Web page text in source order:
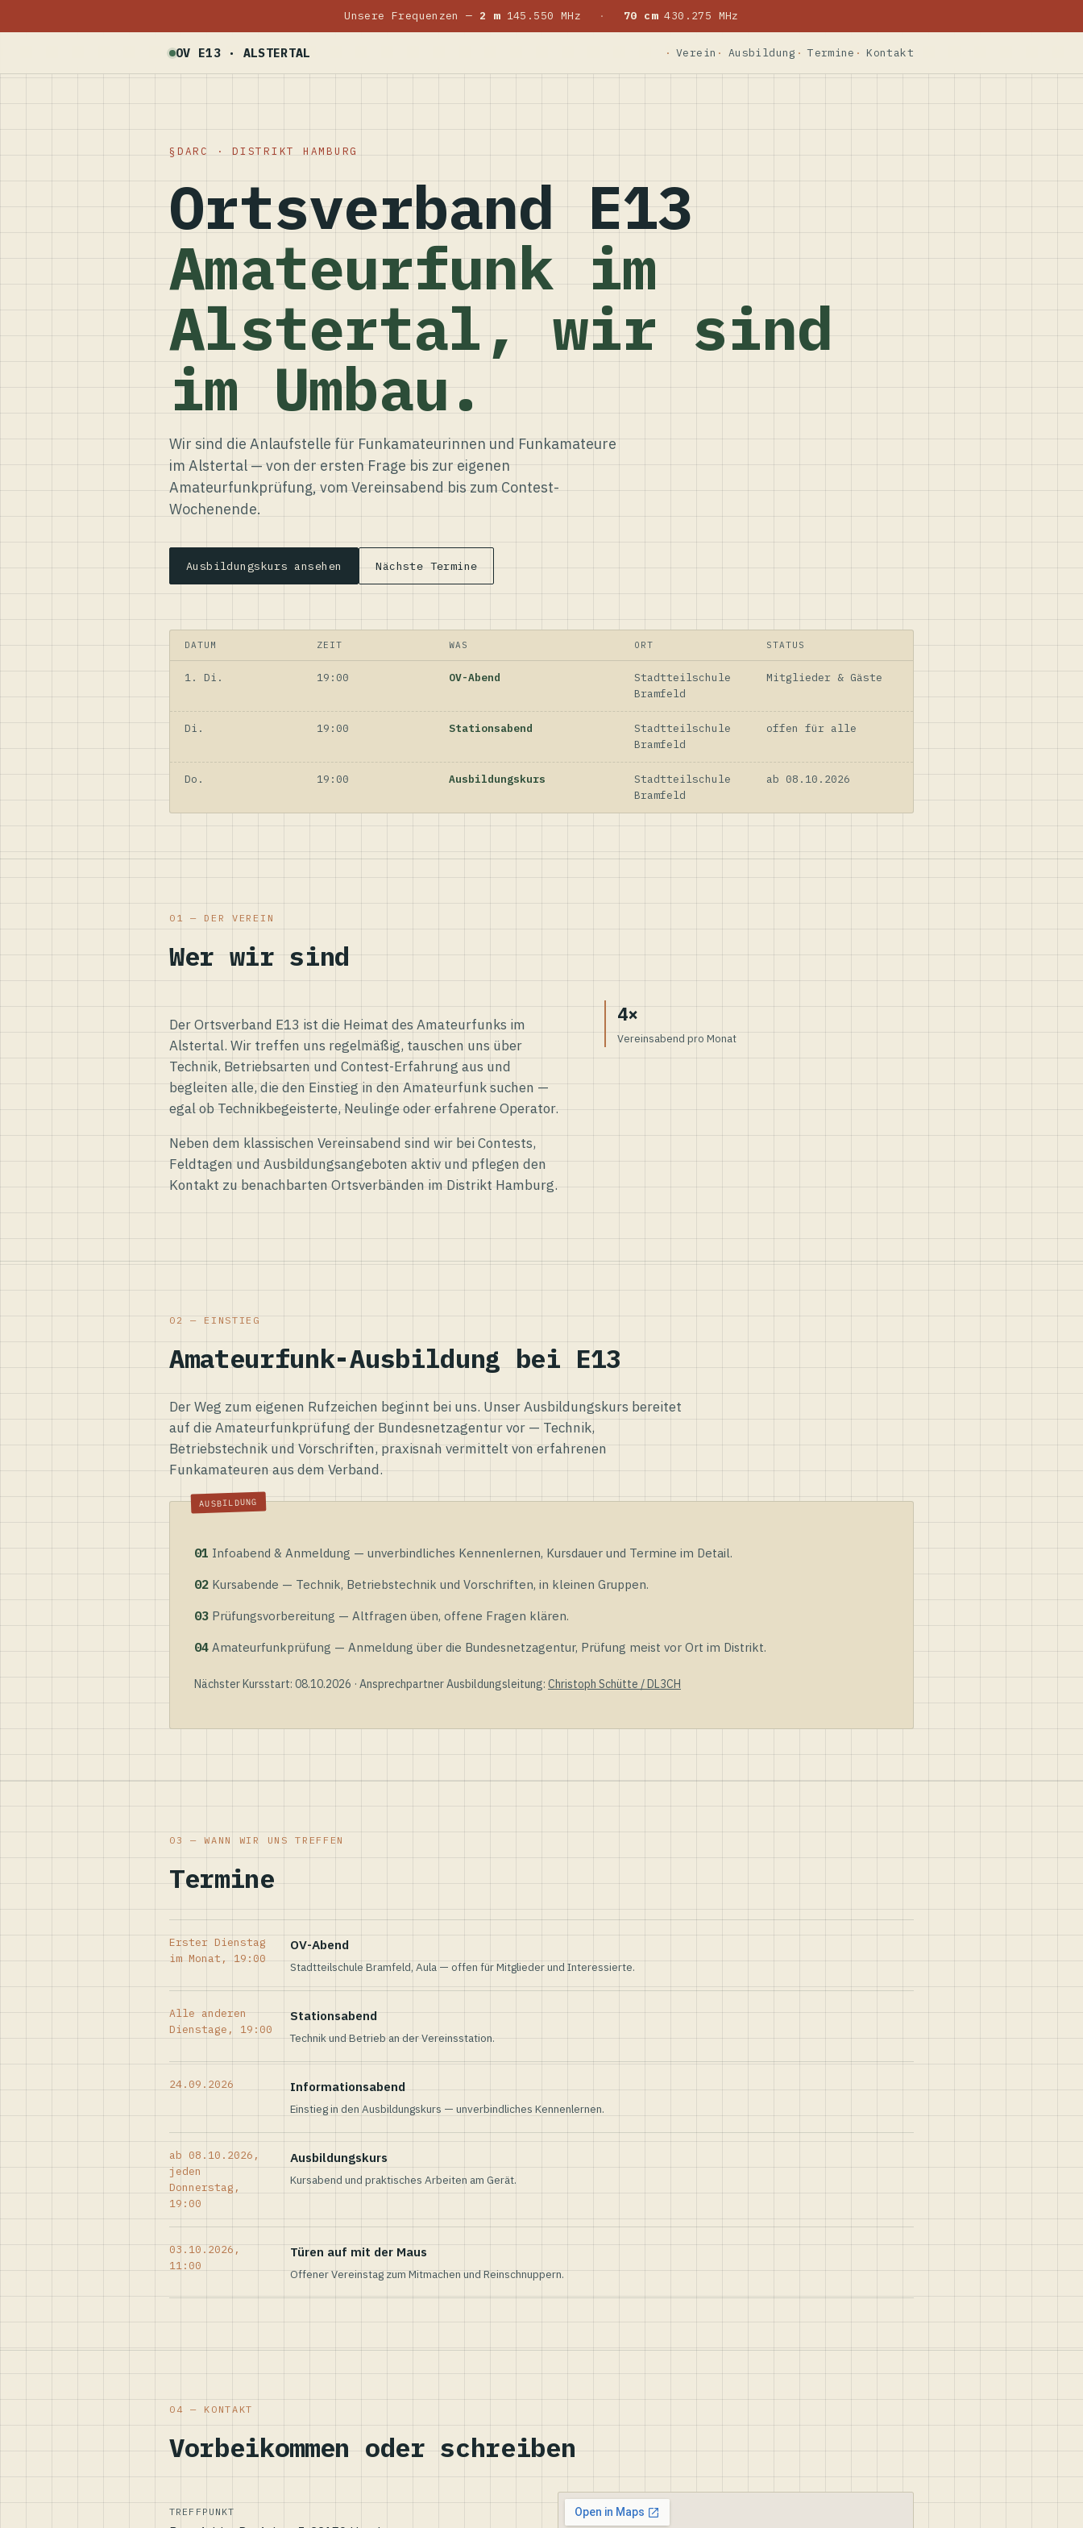
Unsere Frequenzen — 2 m145.550 MHz · 70 cm430.275 MHz
OV E13 · ALSTERTAL Verein Ausbildung Termine Kontakt
DARC · DISTRIKT HAMBURG
Ortsverband E13
Amateurfunk im
Alstertal, wir sind
im Umbau.
Wir sind die Anlaufstelle für Funkamateurinnen und Funkamateure
im Alstertal — von der ersten Frage bis zur eigenen
Amateurfunkprüfung, vom Vereinsabend bis zum Contest-
Wochenende.
Ausbildungskurs ansehen Nächste Termine
DATUM ZEIT WAS ORT STATUS
1. Di. 19:00 OV-Abend
Stadtteilschule
Bramfeld
Mitglieder & Gäste
Di. 19:00 Stationsabend
Stadtteilschule
Bramfeld
offen für alle
Do. 19:00 Ausbildungskurs
Stadtteilschule
Bramfeld
ab 08.10.2026
01 — DER VEREIN
Wer wir sind
Der Ortsverband E13 ist die Heimat des Amateurfunks im
Alstertal. Wir treffen uns regelmäßig, tauschen uns über
Technik, Betriebsarten und Contest-Erfahrung aus und
begleiten alle, die den Einstieg in den Amateurfunk suchen —
egal ob Technikbegeisterte, Neulinge oder erfahrene Operator.
Neben dem klassischen Vereinsabend sind wir bei Contests,
Feldtagen und Ausbildungsangeboten aktiv und pflegen den
Kontakt zu benachbarten Ortsverbänden im Distrikt Hamburg.
4×
Vereinsabend pro Monat
02 — EINSTIEG
Amateurfunk-Ausbildung bei E13
Der Weg zum eigenen Rufzeichen beginnt bei uns. Unser Ausbildungskurs bereitet
auf die Amateurfunkprüfung der Bundesnetzagentur vor — Technik,
Betriebstechnik und Vorschriften, praxisnah vermittelt von erfahrenen
Funkamateuren aus dem Verband.
01 Infoabend & Anmeldung — unverbindliches Kennenlernen, Kursdauer und Termine im Detail.
02 Kursabende — Technik, Betriebstechnik und Vorschriften, in kleinen Gruppen.
03 Prüfungsvorbereitung — Altfragen üben, offene Fragen klären.
04 Amateurfunkprüfung — Anmeldung über die Bundesnetzagentur, Prüfung meist vor Ort im Distrikt.
Nächster Kursstart: 08.10.2026 · Ansprechpartner Ausbildungsleitung: Christoph Schütte / DL3CH
03 — WANN WIR UNS TREFFEN
Termine
Erster Dienstag
im Monat, 19:00
OV-Abend
Stadtteilschule Bramfeld, Aula — offen für Mitglieder und Interessierte.
Alle anderen
Dienstage, 19:00
Stationsabend
Technik und Betrieb an der Vereinsstation.
24.09.2026 Informationsabend
Einstieg in den Ausbildungskurs — unverbindliches Kennenlernen.
ab 08.10.2026,
jeden
Donnerstag,
19:00
Ausbildungskurs
Kursabend und praktisches Arbeiten am Gerät.
03.10.2026,
11:00
Türen auf mit der Maus
Offener Vereinstag zum Mitmachen und Reinschnuppern.
04 — KONTAKT
Vorbeikommen oder schreiben
TREFFPUNKT